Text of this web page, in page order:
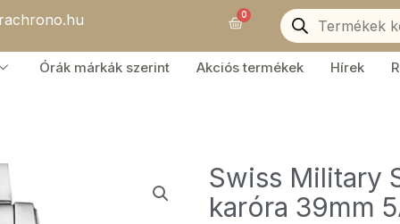
0Kosár
Products
search
Órák márkák szerint Akciós termékek Hírek
Swiss Military
karóra 39mm